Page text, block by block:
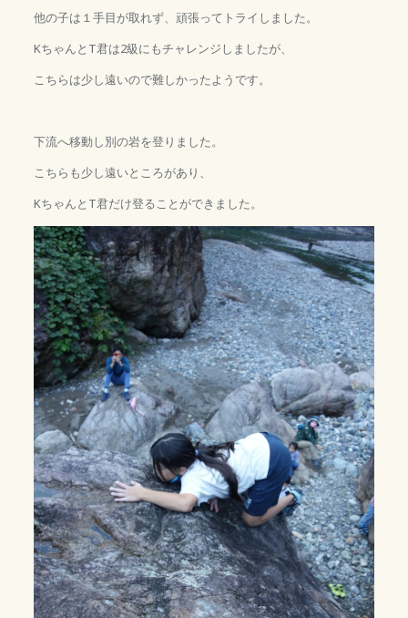
他の子は１手目が取れず、頑張ってトライしました。
KちゃんとT君は2級にもチャレンジしましたが、
こちらは少し遠いので難しかったようです。
下流へ移動し別の岩を登りました。
こちらも少し遠いところがあり、
KちゃんとT君だけ登ることができました。